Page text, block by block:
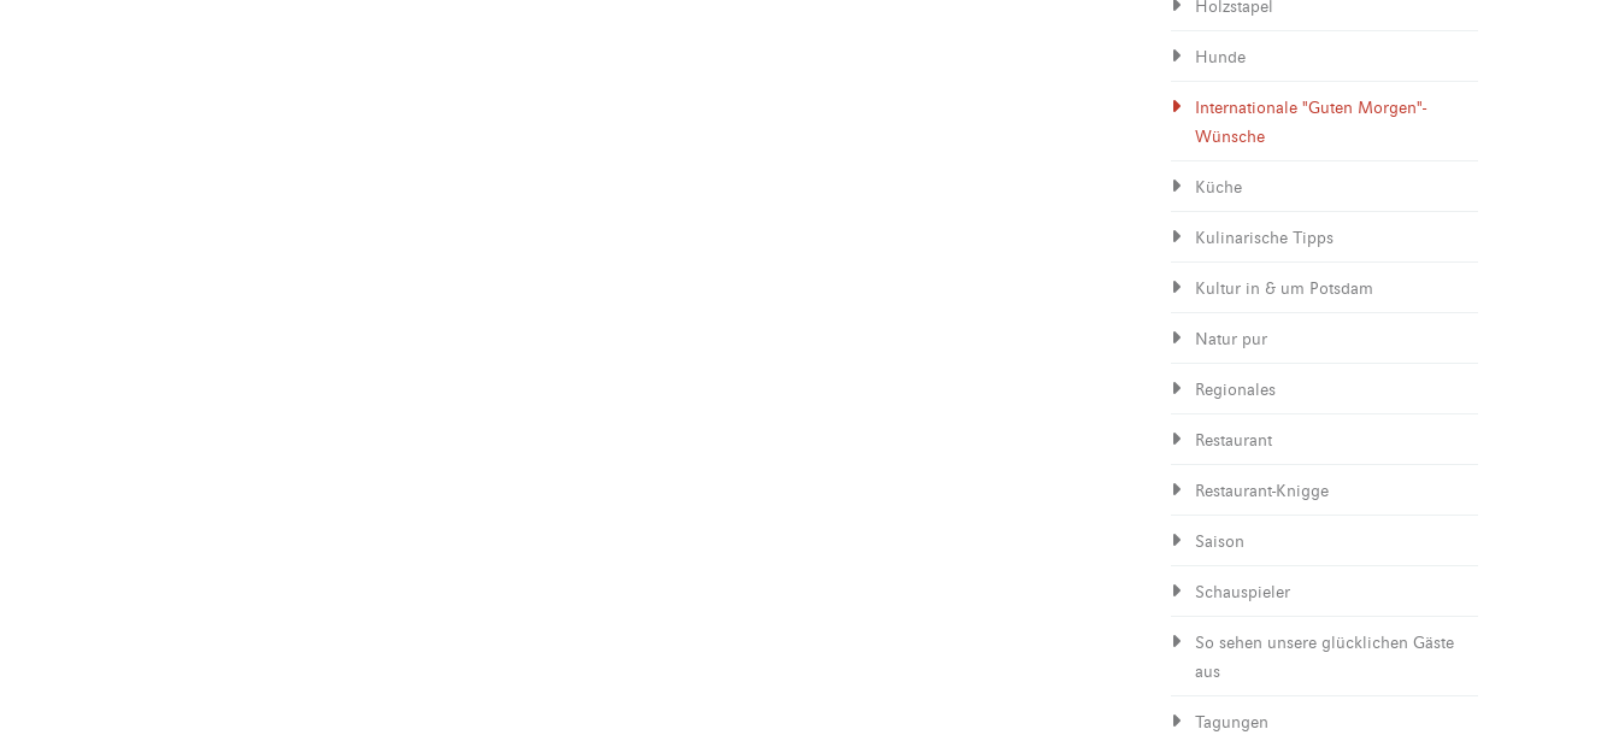
Holzstapel
Hunde
Internationale "Guten Morgen"-
Wünsche
Küche
Kulinarische Tipps
Kultur in & um Potsdam
Natur pur
Regionales
Restaurant
Restaurant-Knigge
Saison
Schauspieler
So sehen unsere glücklichen Gäste
aus
Tagungen